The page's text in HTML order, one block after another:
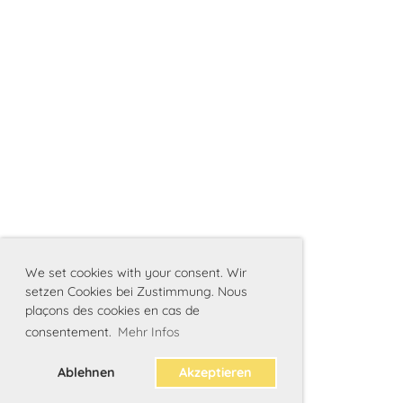
We set cookies with your consent. Wir
setzen Cookies bei Zustimmung. Nous
plaçons des cookies en cas de
consentement. Mehr Infos
Ablehnen Akzeptieren